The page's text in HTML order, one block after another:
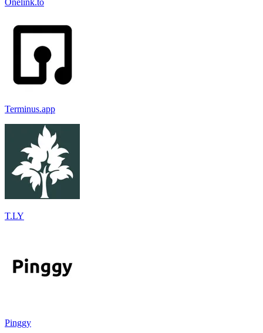
Onelink.to
Terminus.app
T.LY
Pinggy